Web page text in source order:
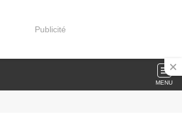
Publicité
MENU